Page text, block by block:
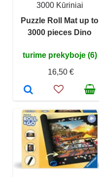
3000 Kūriniai
Puzzle Roll Mat up to
3000 pieces Dino
turime prekyboje (6)
16,50 €